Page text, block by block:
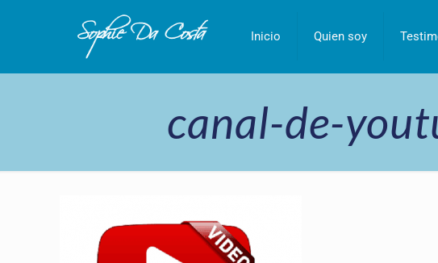
Inicio Quien soy
canal-de-